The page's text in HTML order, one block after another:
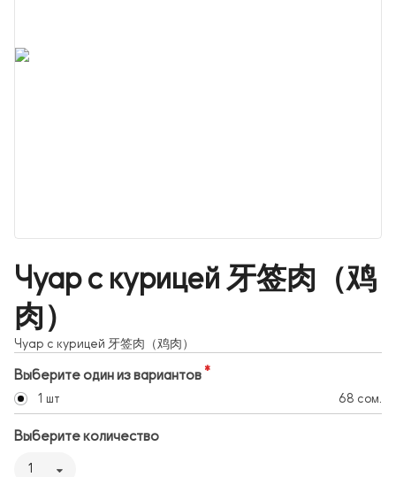
Чуар с курицей 牙签肉（鸡
肉）
Чуар с курицей 牙签肉（鸡肉）
Выберите один из вариантов
1 шт 68 сом.
Выберите количество
1